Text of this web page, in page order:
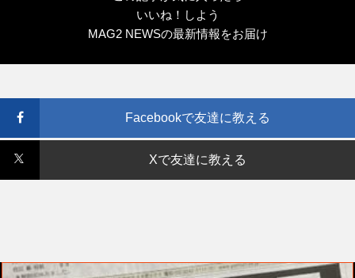
いいね！しよう
MAG2 NEWSの最新情報をお届け
Facebookで友達に教える
Xで友達に教える